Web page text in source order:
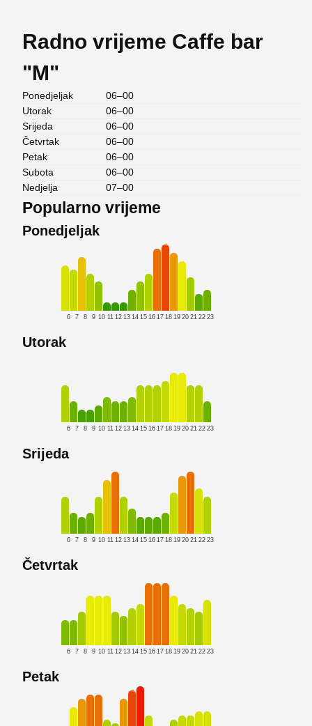
Radno vrijeme Caffe bar
"M"
Ponedjeljak
06–00
Utorak
06–00
Srijeda
06–00
Četvrtak
06–00
Petak
06–00
Subota
06–00
Nedjelja
07–00
Popularno vrijeme
Ponedjeljak
6 7 8 9 10 11 12 13 14 15 16 17 18 19 20 21 22 23
Utorak
6 7 8 9 10 11 12 13 14 15 16 17 18 19 20 21 22 23
Srijeda
6 7 8 9 10 11 12 13 14 15 16 17 18 19 20 21 22 23
Četvrtak
6 7 8 9 10 11 12 13 14 15 16 17 18 19 20 21 22 23
Petak